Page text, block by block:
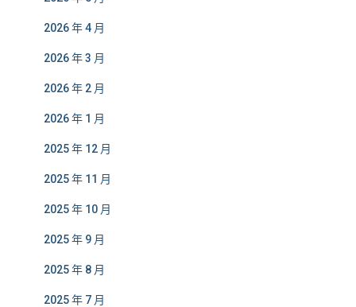
2026 年 4 月
2026 年 3 月
2026 年 2 月
2026 年 1 月
2025 年 12 月
2025 年 11 月
2025 年 10 月
2025 年 9 月
2025 年 8 月
2025 年 7 月